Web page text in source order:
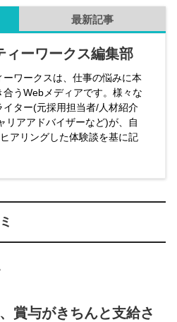
最新記事
ィーワークス編集部
ーワークスは、仕事の悩みに本
合うWebメディアです。様々な
イター(元採用担当者/人材紹介
リアアドバイザーなど)が、自
アリングした体験談を基に記
賞与がきちんと支給さ